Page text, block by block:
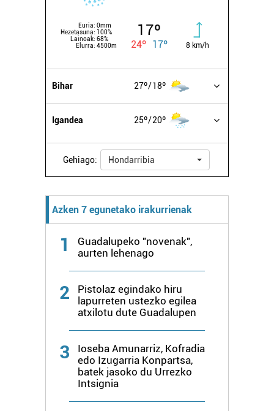
Euria: 0mm
Hezetasuna: 100%
Lainoak: 68%
Elurra: 4500m
17º
24º 17º 8 km/h
Bihar 27º 18º
Igandea 25º 20º
Gehiago: Hondarribia
Azken 7 egunetako irakurrienak
1
Guadalupeko "novenak",
aurten lehenago
2
Pistolaz egindako hiru
lapurreten ustezko egilea
atxilotu dute Guadalupen
3
Ioseba Amunarriz, Kofradia
edo Izugarria Konpartsa,
batek jasoko du Urrezko
Intsignia